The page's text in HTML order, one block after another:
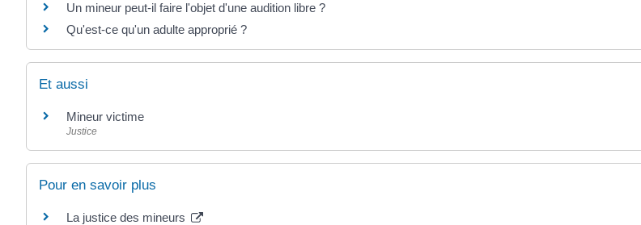
Un mineur peut-il faire l'objet d'une audition libre ?
Qu'est-ce qu'un adulte approprié ?
Et aussi
Mineur victime
Justice
Pour en savoir plus
La justice des mineurs